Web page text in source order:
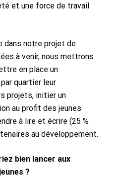
et une force de travail
dans notre projet de
à venir, nous mettrons
en place un
quartier leur
projets, initier un
au profit des jeunes
à lire et écrire (25 %
au développement.
bien lancer aux
?